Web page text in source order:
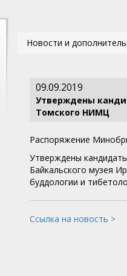
Новости и
09.09.2019
Утверждены
Томского НИМЦ
Распоряжение
Утверждены
Байкальского музея
буддологии и
Ссылка на новость >